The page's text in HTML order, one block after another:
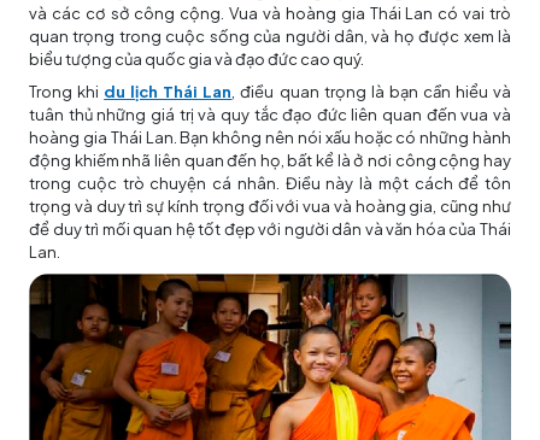
và các cơ sở công cộng. Vua và hoàng gia Thái Lan có vai trò
quan trọng trong cuộc sống của người dân, và họ được xem là
biểu tượng của quốc gia và đạo đức cao quý.
Trong khi du lịch Thái Lan , điều quan trọng là bạn cần hiểu và
tuân thủ những giá trị và quy tắc đạo đức liên quan đến vua và
hoàng gia Thái Lan. Bạn không nên nói xấu hoặc có những hành
động khiếm nhã liên quan đến họ, bất kể là ở nơi công cộng hay
trong cuộc trò chuyện cá nhân. Điều này là một cách để tôn
trọng và duy trì sự kính trọng đối với vua và hoàng gia, cũng như
để duy trì mối quan hệ tốt đẹp với người dân và văn hóa của Thái
Lan.